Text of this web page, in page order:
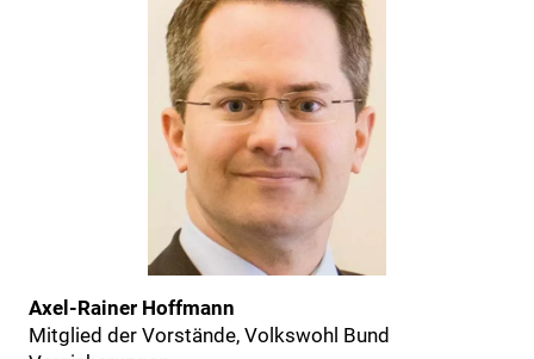
Axel-Rainer Hoffmann
Mitglied der Vorstände, Volkswohl Bund